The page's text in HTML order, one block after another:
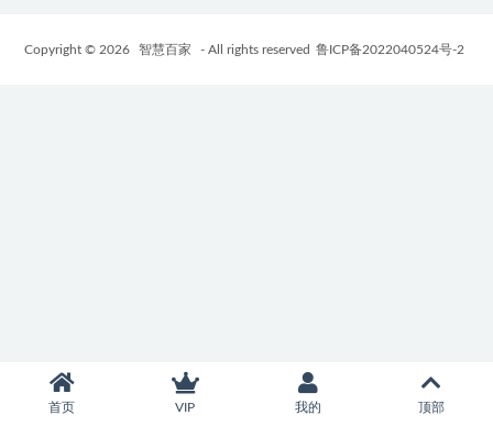
Copyright © 2026 智慧百家 - All rights reserved 鲁ICP备2022040524号-2
首页 VIP 我的 顶部